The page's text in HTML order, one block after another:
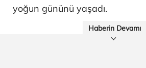
yoğun gününü yaşadı.
Haberin Devamı